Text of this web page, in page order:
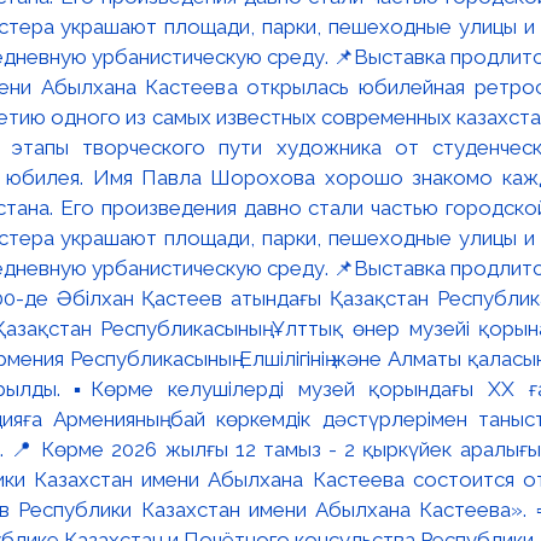
Абылхана Кастеева открылась юбилейная
одного из самых известных современных
творческого пути художника от
юбилея. Имя Павла Шорохова хорошо знакомо
Его произведения давно стали частью
украшают площади, парки, пешеходные улицы
урбанистическую среду. 📌Выставка